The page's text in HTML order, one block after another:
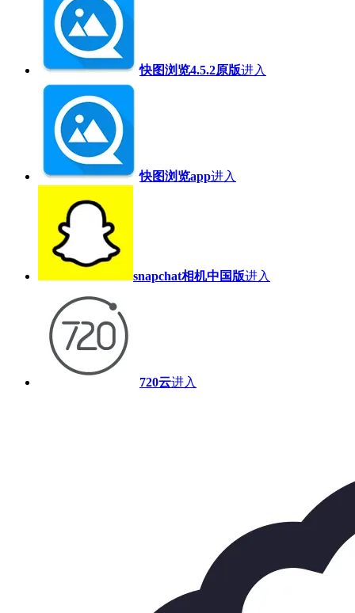
快图浏览4.5.2原版进入
快图浏览app进入
snapchat相机中国版进入
720云进入